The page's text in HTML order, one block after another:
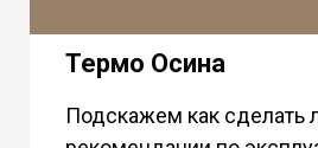
Термо Осина
Подскажем как сделать